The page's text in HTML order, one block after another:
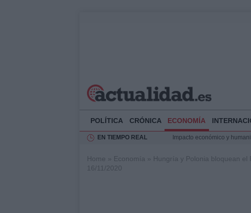
POLÍTICA CRÓNICA ECONOMÍA
EN TIEMPO REAL
Impacto económico y
Transformación del
Home » Economía » Hungría y Polonia bloquean
16/11/2020